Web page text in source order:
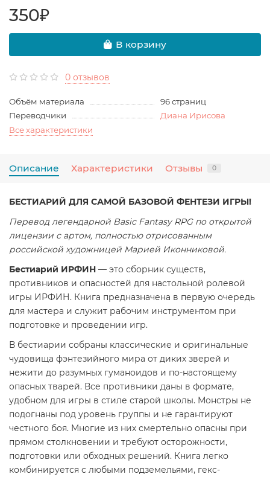
350₽
В корзину
0 отзывов
Объём материала
96 страниц
Переводчики
Диана Ирисова
Все характеристики
Описание Характеристики Отзывы 0
БЕСТИАРИЙ ДЛЯ САМОЙ БАЗОВОЙ ФЕНТЕЗИ ИГРЫ!
Перевод легендарной Basic Fantasy RPG по открытой
лицензии с артом, полностью отрисованным
российской художницей Марией Иконниковой.
Бестиарий ИРФИН — это сборник существ,
противников и опасностей для настольной ролевой
игры ИРФИН. Книга предназначена в первую очередь
для мастера и служит рабочим инструментом при
подготовке и проведении игр.
В бестиарии собраны классические и оригинальные
чудовища фэнтезийного мира от диких зверей и
нежити до разумных гуманоидов и по-настоящему
опасных тварей. Все противники даны в формате,
удобном для игры в стиле старой школы. Монстры не
подогнаны под уровень группы и не гарантируют
честного боя. Многие из них смертельно опасны при
прямом столкновении и требуют осторожности,
подготовки или обходных решений. Книга легко
комбинируется с любыми подземельями, гекс-